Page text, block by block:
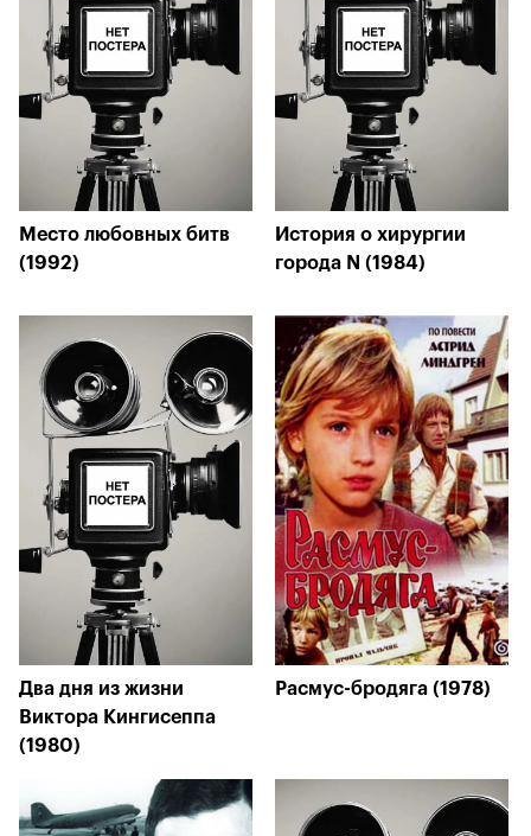
Место любовных битв
(1992)
История о хирургии
города N (1984)
Два дня из жизни
Виктора Кингисеппа
(1980)
Расмус-бродяга (1978)